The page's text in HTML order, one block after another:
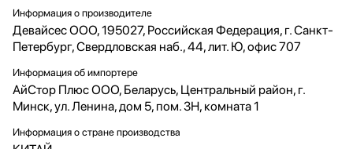
Информация о производителе
Девайсес ООО, 195027, Российская Федерация, г. Санкт-
Петербург, Свердловская наб., 44, лит. Ю, офис 707
Информация об импортере
АйСтор Плюс ООО, Беларусь, Центральный район, г.
Минск, ул. Ленина, дом 5, пом. 3Н, комната 1
Информация о стране производства